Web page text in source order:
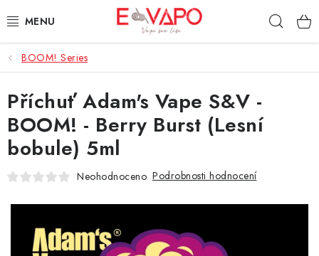
na
3D TISK
TIPY ZA DOBROU CENU
AROMATA A PŘÍCHUTĚ
BÁZE
E-LIQUIDY
E-CIGARETY
BOOM! Series
Příchuť Adam's Vape S&V -
BOOM! - Berry Burst (Lesní
bobule) 5ml
Neohodnoceno Podrobnosti hodnocení